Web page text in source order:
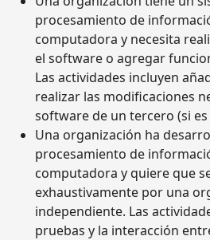
procesamiento de
computadora y necesita
el software o agregar
Las actividades incluyen
realizar las modificaciones
software de un tercero (si es
Una organización ha
procesamiento de
computadora y quiere que
exhaustivamente por una
independiente. Las
pruebas y la interacción